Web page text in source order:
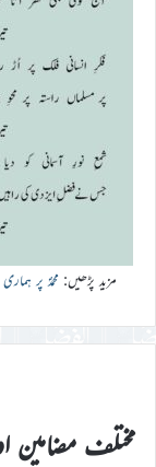
مزید پڑھیں: محمدؐ پر
مختلف مضامین